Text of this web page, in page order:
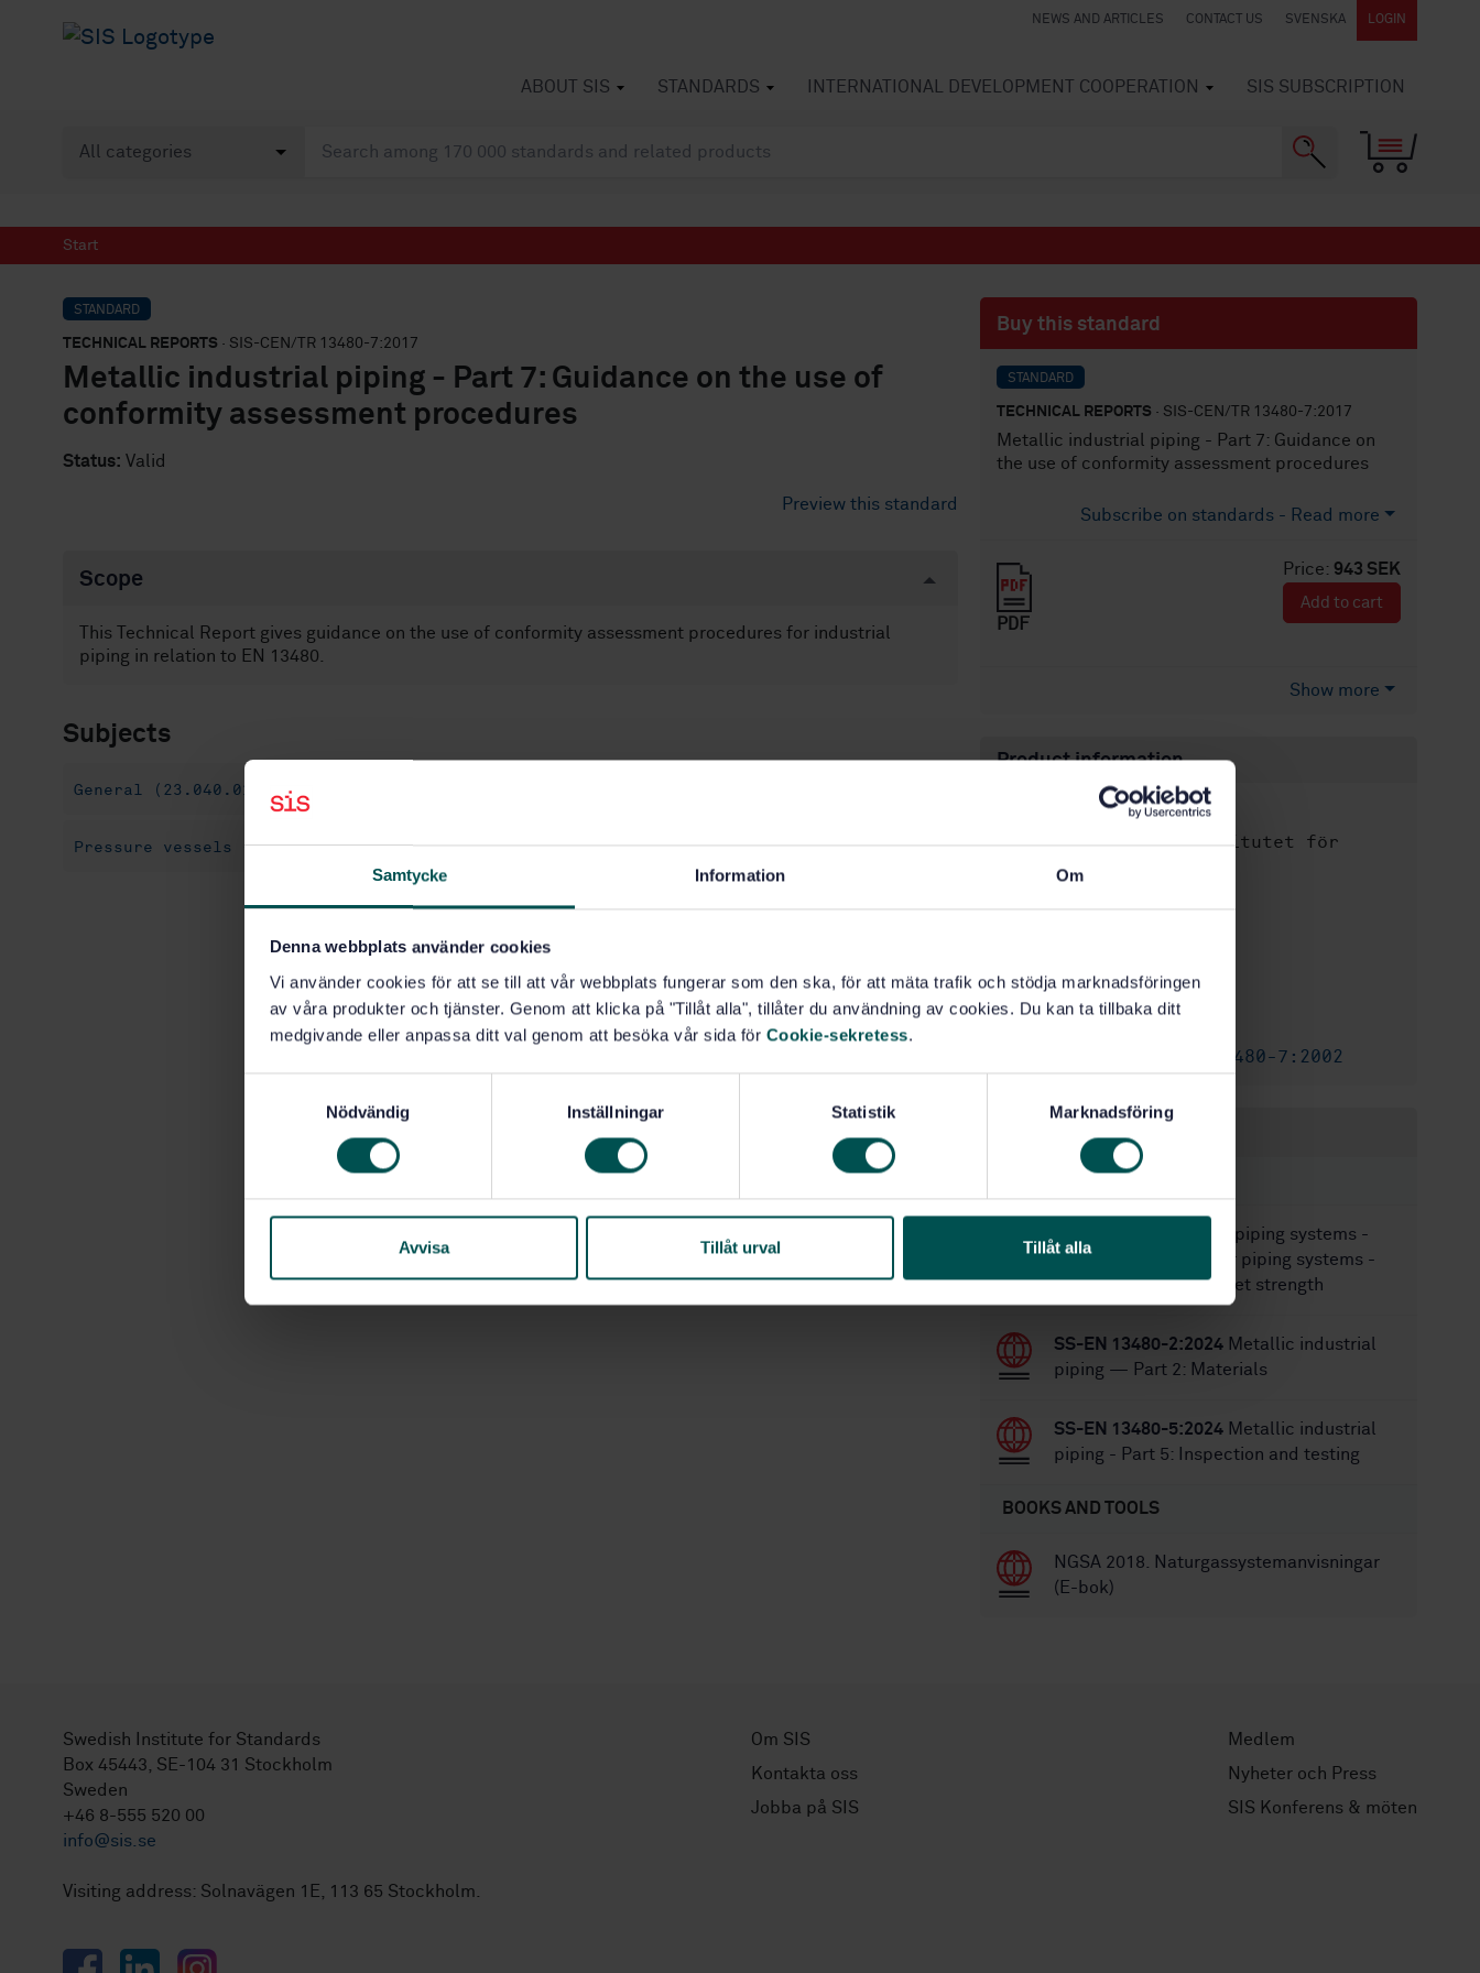
Samtycke Information Om
Denna webbplats använder cookies
Vi använder cookies för att se till att vår webbplats fungerar som den ska, för att mäta trafik och stödja marknadsföringen
av våra produkter och tjänster. Genom att klicka på "Tillåt alla", tillåter du användning av cookies. Du kan ta tillbaka ditt
medgivande eller anpassa ditt val genom att besöka vår sida för Cookie-sekretess.
s
Nödvändig Inställningar Statistik Marknadsföring
Avvisa Tillåt urval Tillåt alla
NEWS AND ARTICLES CONTACT US SVENSKA LOGIN
ABOUT SIS STANDARDS INTERNATIONAL DEVELOPMENT COOPERATION SIS SUBSCRIPTION
Start
STANDARD
TECHNICAL REPORTS · SIS-CEN/TR 13480-7:2017
Metallic industrial piping - Part 7: Guidance on the use of
conformity assessment procedures
Status: Valid
Preview this standard
Scope
This Technical Report gives guidance on the use of conformity assessment procedures for industrial
piping in relation to EN 13480.
Subjects
General (23.040.01)
Pressure vessels - Metallic industrial piping (SS-EN 13480) (23.040.09)
Buy this standard
STANDARD
TECHNICAL REPORTS · SIS-CEN/TR 13480-7:2017
Metallic industrial piping - Part 7: Guidance on
the use of conformity assessment procedures
Subscribe on standards - Read more
Price: 943 SEK
PDF
Add to cart
Show more
Product information
English
Written by:Svenska institutet för
standarder
Approved:9/18/2017
SIS-CEN/TR 13480-7:2002
Within the same area
Plastics piping systems -
Brackets for rainwater piping systems -
Test method for bracket strength
SS-EN 13480-2:2024 Metallic industrial
piping — Part 2: Materials
SS-EN 13480-5:2024 Metallic industrial
piping - Part 5: Inspection and testing
BOOKS AND TOOLS
NGSA 2018. Naturgassystemanvisningar
(E-bok)
Swedish Institute for Standards
Box 45443, SE-104 31 Stockholm
Sweden
+46 8-555 520 00
info@sis.se
Visiting address: Solnavägen 1E, 113 65 Stockholm.
FacebookLinkedInInstagram
Om SIS
Kontakta oss
Jobba på SIS
Medlem
Nyheter och Press
SIS Konferens & möten